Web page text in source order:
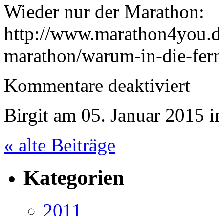
Wieder nur der Marathon:
http://
marathon/warum-in-die-
Kommentare deaktiviert
Birgit am 05. Januar 2015
« alte Beiträge
Kategorien
2011